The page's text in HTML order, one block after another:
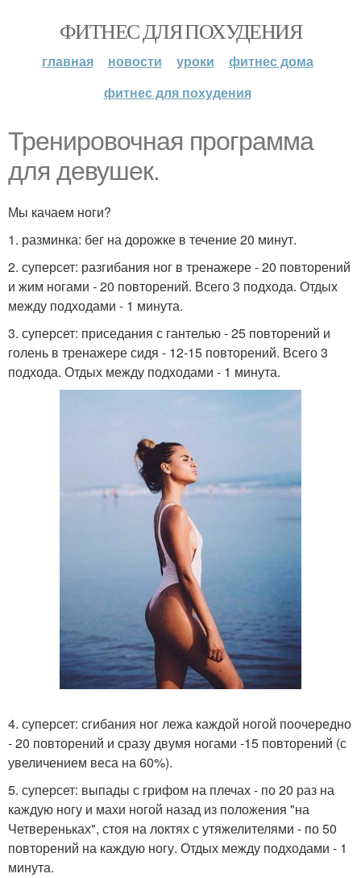
ФИТНЕС ДЛЯ ПОХУДЕНИЯ
главная новости уроки
фитнес дома
фитнес для похудения
Тренировочная программа
для девушек.
Мы качаем ноги?
1. разминка: бег на дорожке в течение 20 минут.
2. суперсет: разгибания ног в тренажере - 20 повторений
и жим ногами - 20 повторений. Всего 3 подхода. Отдых
между подходами - 1 минута.
3. суперсет: приседания с гантелью - 25 повторений и
голень в тренажере сидя - 12-15 повторений. Всего 3
подхода. Отдых между подходами - 1 минута.
4. суперсет: сгибания ног лежа каждой ногой поочередно
- 20 повторений и сразу двумя ногами -15 повторений (с
увеличением веса на 60%).
5. суперсет: выпады с грифом на плечах - по 20 раз на
каждую ногу и махи ногой назад из положения "на
Четвереньках", стоя на локтях с утяжелителями - по 50
повторений на каждую ногу. Отдых между подходами - 1
минута.